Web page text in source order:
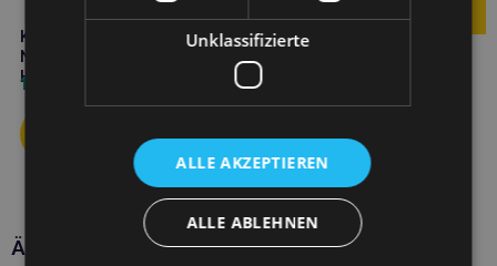
KATTOVIT Renal-Drink
Nierenerkrankungen 135ml
Huhn
1,40
Ähnliche Produkte
Unklassifizierte
ALLE AKZEPTIEREN
ALLE ABLEHNEN